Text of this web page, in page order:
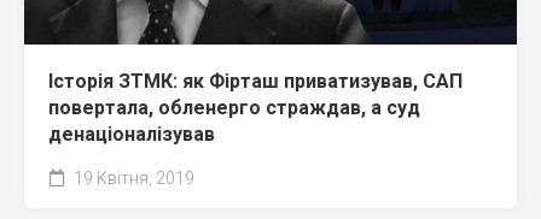
Історія ЗТМК: як Фірташ приватизував, САП
повертала, обленерго страждав, а суд
денаціоналізував
19 Квітня, 2019